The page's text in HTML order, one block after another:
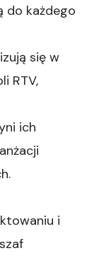
do każdego
się w
RTV,
ich
i